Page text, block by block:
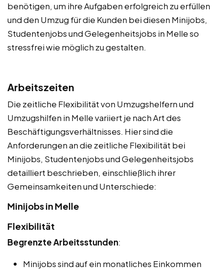
benötigen, um ihre Aufgaben erfolgreich zu erfüllen
und den Umzug für die Kunden bei diesen Minijobs,
Studentenjobs und Gelegenheitsjobs in Melle so
stressfrei wie möglich zu gestalten.
Arbeitszeiten
Die zeitliche Flexibilität von Umzugshelfern und
Umzugshilfen in Melle variiert je nach Art des
Beschäftigungsverhältnisses. Hier sind die
Anforderungen an die zeitliche Flexibilität bei
Minijobs, Studentenjobs und Gelegenheitsjobs
detailliert beschrieben, einschließlich ihrer
Gemeinsamkeiten und Unterschiede:
Minijobs in Melle
Flexibilität
Begrenzte Arbeitsstunden:
Minijobs sind auf ein monatliches Einkommen